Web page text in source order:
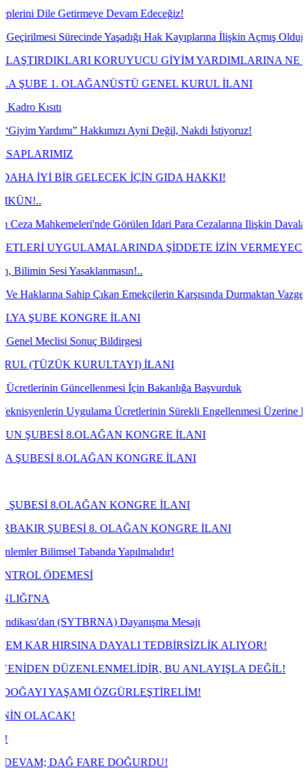
Devam Edeceğiz!
Yaşadığı Hak Kayıplarına İlişkin Açmış Olduğumuz
KORUYUCU GİYİM YARDIMLARINA NE OLDU?
OLAĞANÜSTÜ GENEL KURUL İLANI
Hakkımızı Ayni Değil, Nakdi İstiyoruz!
GELECEK İÇİN GIDA HAKKI!
Görülen Idari Para Cezalarına Ilişkin Davaların
ŞİDDETE İZİN VERMEYECEĞİZ!
Yasaklanmasın!..
Sahip Çıkan Emekçilerin Karşısında Durmaktan Vazgeçin!
KONGRE İLANI
Sonuç Bildirgesi
KURULTAYI) İLANI
İçin Bakanlığa Başvurduk
Uygulama Ücretlerinin Sürekli Engellenmesi Üzerine Bakanlığa
8.OLAĞAN KONGRE İLANI
KONGRE İLANI
KONGRE İLANI
8. OLAĞAN KONGRE İLANI
Tabanda Yapılmalıdır!
Dayanışma Mesajı
DAYALI TEDBİRSİZLİK ALIYOR!
BU ANLAYIŞLA DEĞİL!
ÖZGÜRLEŞTİRELİM!
FARE DOĞURDU!